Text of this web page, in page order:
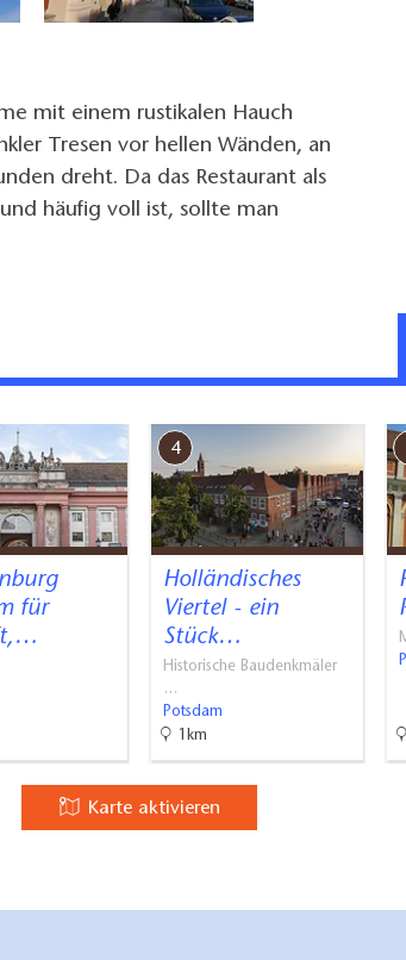
mit einem rustikalen Hauch
Tresen vor hellen Wänden, an
dreht. Da das Restaurant als
häufig voll ist, sollte man
für
4
Holländisches
Viertel - ein
Stück…
Historische Baudenkmäler
…
Potsdam
1km
Karte aktivieren